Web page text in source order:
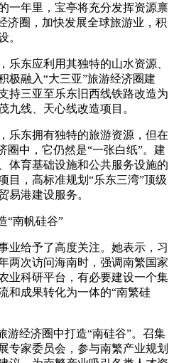
一年里，宝亭将充分发挥资源禀
济圈，加快发展全球旅游业，积
。
乐东应利用其独特的山水资源、
极融入“大三亚”旅游经济圈建
持三亚至乐东旧西线铁路改造为
九线、天心线改造项目。
乐东拥有独特的旅游资源，但在
圈中，它仍然是“一张白纸”。建
体育基础设施和公共服务设施的
目，高标准规划“乐东三湾”顶级
易港建设服务。
“南帆硅谷”
业给予了高度关注。她表示，习
两次访问海南时，强调南繁国家
业科研平台，有必要建设一个集
和成果转化为一体的“南繁硅
游经济圈中打造“南硅谷”。召集
专家委员会，参与南繁产业规划